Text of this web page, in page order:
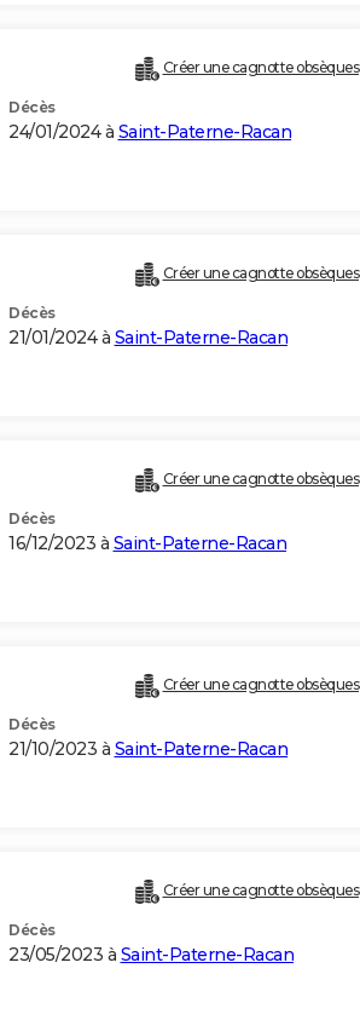
Créer une cagnotte obsèques
Décès
24/01/2024 à Saint-Paterne-Racan
Créer une cagnotte obsèques
Décès
21/01/2024 à Saint-Paterne-Racan
Créer une cagnotte obsèques
Décès
16/12/2023 à Saint-Paterne-Racan
Créer une cagnotte obsèques
Décès
21/10/2023 à Saint-Paterne-Racan
Créer une cagnotte obsèques
Décès
23/05/2023 à Saint-Paterne-Racan